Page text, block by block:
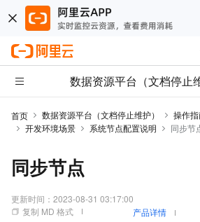
数据资源平台（文档停止
首页 数据资源平台（文档停止维护） 操作
开发环境场景
系统节点配置说明 同步节
同步节点
更新时间： 2023-08-31 03:17:00
复制 MD 格式
产品详情